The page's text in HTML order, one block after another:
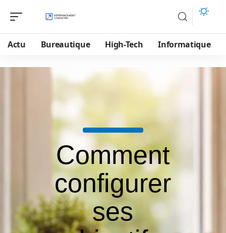
Actu Bureautique High-Tech Informatique
Comment
configurer
ses